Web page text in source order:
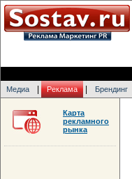
Медиа Реклама Брендинг
Карта
рекламного
рынка